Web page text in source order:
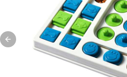
Previous slide